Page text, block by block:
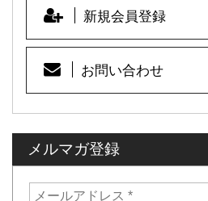
新規会員登録
お問い合わせ
メルマガ登録